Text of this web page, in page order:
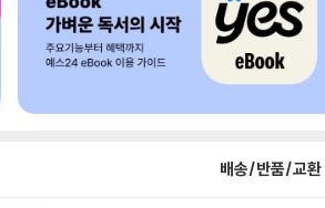
배송/반품/교환